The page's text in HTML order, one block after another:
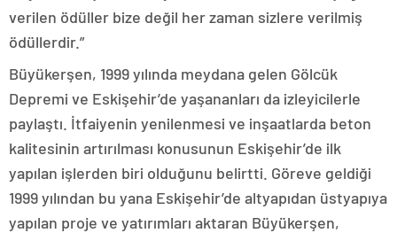
verilen ödüller bize değil her zaman sizlere verilmiş
ödüllerdir.”
Büyükerşen, 1999 yılında meydana gelen Gölcük
Depremi ve Eskişehir’de yaşananları da izleyicilerle
paylaştı. İtfaiyenin yenilenmesi ve inşaatlarda beton
kalitesinin artırılması konusunun Eskişehir’de ilk
yapılan işlerden biri olduğunu belirtti. Göreve geldiği
1999 yılından bu yana Eskişehir’de altyapıdan üstyapıya
yapılan proje ve yatırımları aktaran Büyükerşen,